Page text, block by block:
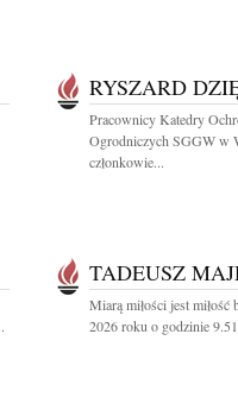
RYSZARD
Pracownicy Katedry
Ogrodniczych SGGW w
członkowie...
TADEUSZ
Miarą miłości jest
2026 roku o godzinie